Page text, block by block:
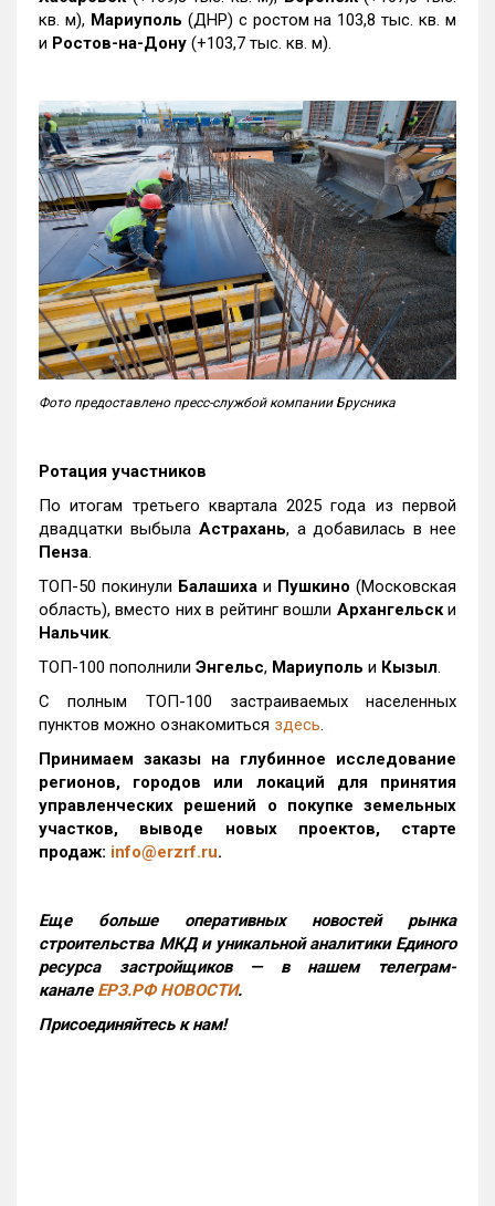
кв. м), Мариуполь (ДНР) с ростом на 103,8 тыс. кв. м
и Ростов-на-Дону (+103,7 тыс. кв. м).
Фото предоставлено пресс-службой компании Брусника
Ротация участников
По итогам третьего квартала 2025 года из первой
двадцатки выбыла Астрахань, а добавилась в нее
Пенза.
ТОП-50 покинули Балашиха и Пушкино (Московская
область), вместо них в рейтинг вошли Архангельски
Нальчик.
ТОП-100 пополнили Энгельс, Мариуполь и Кызыл.
С полным ТОП-100 застраиваемых населенных
пунктов можно ознакомиться здесь.
Принимаем заказы на глубинное исследование
регионов, городов или локаций для принятия
управленческих решений о покупке земельных
участков, выводе новых проектов, старте
продаж: info@erzrf.ru.
Еще больше оперативных новостей рынка
строительства МКД и уникальной аналитики Единого
ресурса застройщиков — в нашем телеграм-
канале ЕРЗ.РФ НОВОСТИ.
Присоединяйтесь к нам!